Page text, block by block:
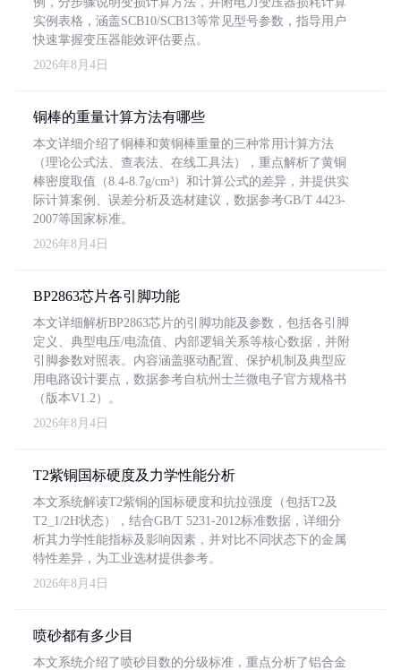
实例表格，涵盖SCB10/SCB13等常见型号参数，指导用户
快速掌握变压器能效评估要点。
2026年8月4日
铜棒的重量计算方法有哪些
本文详细介绍了铜棒和黄铜棒重量的三种常用计算方法
（理论公式法、查表法、在线工具法），重点解析了黄铜
棒密度取值（8.4-8.7g/cm³）和计算公式的差异，并提供实
际计算案例、误差分析及选材建议，数据参考GB/T 4423-
2007等国家标准。
2026年8月4日
BP2863芯片各引脚功能
本文详细解析BP2863芯片的引脚功能及参数，包括各引脚
定义、典型电压/电流值、内部逻辑关系等核心数据，并附
引脚参数对照表。内容涵盖驱动配置、保护机制及典型应
用电路设计要点，数据参考自杭州士兰微电子官方规格书
（版本V1.2）。
2026年8月4日
T2紫铜国标硬度及力学性能分析
本文系统解读T2紫铜的国标硬度和抗拉强度（包括T2及
T2_1/2H状态），结合GB/T 5231-2012标准数据，详细分
析其力学性能指标及影响因素，并对比不同状态下的金属
特性差异，为工业选材提供参考。
2026年8月4日
喷砂都有多少目
本文系统介绍了喷砂目数的分级标准，重点分析了铝合金